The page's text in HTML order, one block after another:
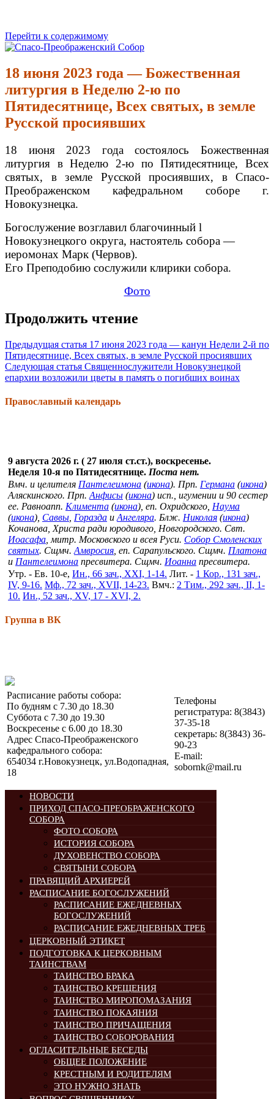
Перейти к содержимому
Спасо-Преображенский Собор
Спасо-Преображенский кафедральный Собор Новокузнецк
18 июня 2023 года — Божественная
литургия в Неделю 2-ю по
Пятидесятнице, Всех святых, в земле
Русской просиявших
18 июня 2023 года состоялось Божественная
литургия в Неделю 2-ю по Пятидесятнице, Всех
святых, в земле Русской просиявших, в Спасо-
Преображенском кафедральном соборе г.
Новокузнецка.
Богослужение возглавил благочинный l
Новокузнецкого округа, настоятель собора —
иеромонах Марк (Червов).
Его Преподобию сослужили клирики собора.
Фото
Продолжить чтение
Предыдущая статья 17 июня 2023 года — канун Недели 2-й по
Пятидесятнице, Всех святых, в земле Русской просиявших
Следующая статья Священнослужители Новокузнецкой
епархии возложили цветы в память о погибших воинах
Православный календарь
9 августа 2026 г. ( 27 июля ст.ст.), воскресенье.
Неделя 10-я по Пятидесятнице. Поста нет.
Вмч. и целителя Пантелеимона (икона). Прп. Германа (икона)
Аляскинского. Прп. Анфисы (икона) исп., игумении и 90 сестер
ее. Равноапп. Климента (икона), еп. Охридского, Наума
(икона), Саввы Горазда и Ангеляра. Блж. Николая (икона)
Кочанова, Христа ради юродивого, Новгородского. Свт.
Иоасафа , митр. Московского и всея Руси. Собор Смоленских
святых. Сщмч. Амвросия , еп. Сарапульского. Сщмч. Платона
и Пантелеимона пресвитера. Сщмч. Иоанна пресвитера.
Утр. - Ев. 10-е, Ин., 66 зач., XXI, 1-14. Лит. - 1 Кор., 131 зач.,
IV, 9-16. Мф., 72 зач., XVII, 14-23. Вмч.: 2 Тим., 292 зач., II, 1-
10. Ин., 52 зач., XV, 17 - XVI, 2.
Группа в ВК
Расписание работы собора:
По будням с 7.30 до 18.30
Суббота с 7.30 до 19.30
Воскресенье с 6.00 до 18.30
Адрес Спасо-Преображенского
кафедрального собора:
654034 г.Новокузнецк, ул.Водопадная,
18
Телефоны
регистратура: 8(3843)
37-35-18
секретарь: 8(3843) 36-
90-23
E-mail:
sobornk@mail.ru
НОВОСТИ
ПРИХОД СПАСО-ПРЕОБРАЖЕНСКОГО
СОБОРА
ФОТО СОБОРА
ИСТОРИЯ СОБОРА
ДУХОВЕНСТВО СОБОРА
СВЯТЫНИ СОБОРА
ПРАВЯЩИЙ АРХИЕРЕЙ
РАСПИСАНИЕ БОГОСЛУЖЕНИЙ
РАСПИСАНИЕ ЕЖЕДНЕВНЫХ
БОГОСЛУЖЕНИЙ
РАСПИСАНИЕ ЕЖЕДНЕВНЫХ ТРЕБ
ЦЕРКОВНЫЙ ЭТИКЕТ
ПОДГОТОВКА К ЦЕРКОВНЫМ
ТАИНСТВАМ
ТАИНСТВО БРАКА
ТАИНСТВО КРЕЩЕНИЯ
ТАИНСТВО МИРОПОМАЗАНИЯ
ТАИНСТВО ПОКАЯНИЯ
ТАИНСТВО ПРИЧАЩЕНИЯ
ТАИНСТВО СОБОРОВАНИЯ
ОГЛАСИТЕЛЬНЫЕ БЕСЕДЫ
ОБЩЕЕ ПОЛОЖЕНИЕ
КРЕСТНЫМ И РОДИТЕЛЯМ
ЭТО НУЖНО ЗНАТЬ